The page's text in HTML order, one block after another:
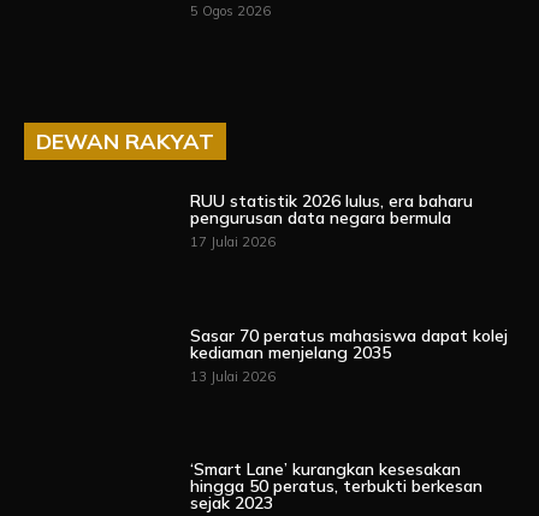
5 Ogos 2026
DEWAN RAKYAT
RUU statistik 2026 lulus, era baharu
pengurusan data negara bermula
17 Julai 2026
Sasar 70 peratus mahasiswa dapat kolej
kediaman menjelang 2035
13 Julai 2026
‘Smart Lane’ kurangkan kesesakan
hingga 50 peratus, terbukti berkesan
sejak 2023